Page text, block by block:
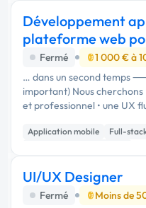
Développement
plateforme web
la demande
Fermé 1 000 € à
… dans un second
important) Nous
et professionnel • une UX
UI/UX designer ou une
UI/UX (Figma ou …
Application mobile
Full-
UI/UX Designer
Fermé
Moins de